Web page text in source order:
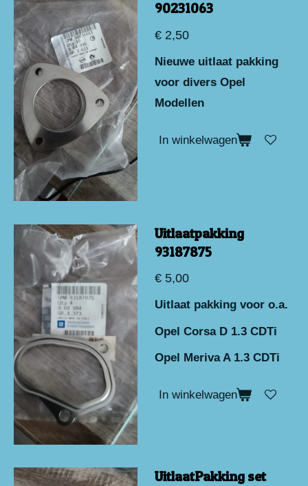
90231063
€ 2,50
Nieuwe uitlaat pakking
voor divers Opel
Modellen
In winkelwagen
Uitlaatpakking
93187875
€ 5,00
Uitlaat pakking voor o.a.
Opel Corsa D 1.3 CDTi
Opel Meriva A 1.3 CDTi
In winkelwagen
UitlaatPakking set